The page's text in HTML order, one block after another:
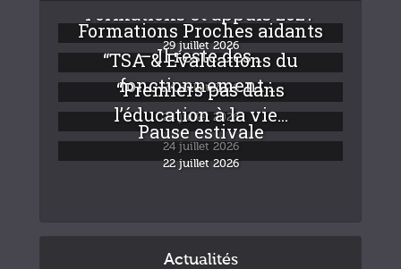
Formations et appuis 2027
29 juillet 2026
Formations Proches aidants
– Il reste des...
24 juillet 2026
“TSA & Evaluations du
fonctionnement :...
24 juillet 2026
“Premiers pas dans
l’éducation à la vie...
24 juillet 2026
Pause estivale
22 juillet 2026
Actualités